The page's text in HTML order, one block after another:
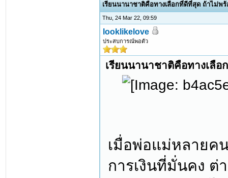
เรียนนานาชาติคือทางเลือกที่ดีที่สุด ถ้าไม่พร้
Thu, 24 Mar 22, 09:59
looklikelove
ประสบการณ์พอตัว
เรียนนานาชาติคือทางเลือ
เมื่อพ่อแม่หลายค
การเงินที่มั่นคง ต่